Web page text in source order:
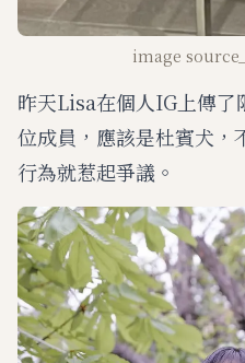
image
昨天Lisa在個人IG上傳了
位成員，應該是杜賓犬
行為就惹起爭議。